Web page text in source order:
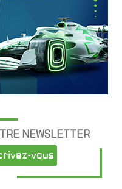
NEWSLETTER
vous